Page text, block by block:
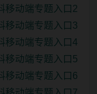
移动端专题入口2
移动端专题入口3
移动端专题入口4
移动端专题入口5
移动端专题入口6